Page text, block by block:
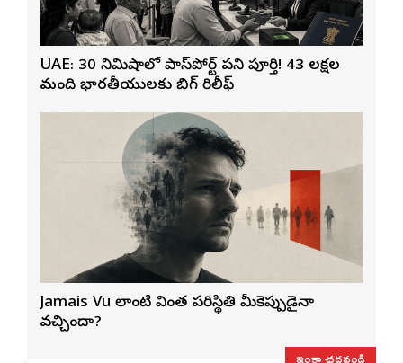
UAE: 30 నిమిషాల్లో పాస్‌పోర్ట్ పని పూర్తి! 43 లక్షల
మంది భారతీయులకు బిగ్ రిలీఫ్
Jamais Vu లాంటి వింత పరిస్థితి మీకెప్పుడైనా
వచ్చిందా?